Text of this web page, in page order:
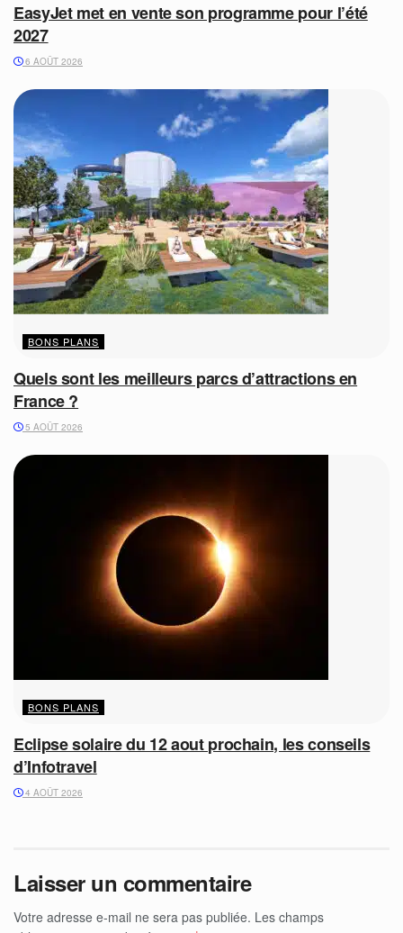
EasyJet met en vente son programme pour l’été
2027
6 AOÛT 2026
BONS PLANS
Quels sont les meilleurs parcs d’attractions en
France ?
5 AOÛT 2026
BONS PLANS
Eclipse solaire du 12 aout prochain, les conseils
d’Infotravel
4 AOÛT 2026
Laisser un commentaire
Votre adresse e-mail ne sera pas publiée. Les champs